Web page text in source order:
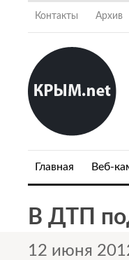
Контакты Архив
Главная Веб-
В ДТП
12 июня